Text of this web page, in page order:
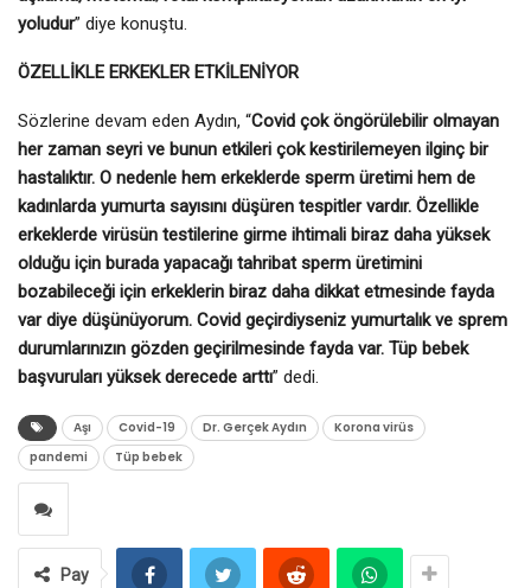
yoludur” diye konuştu.
ÖZELLİKLE ERKEKLER ETKİLENİYOR
Sözlerine devam eden Aydın, “Covid çok öngörülebilir olmayan
her zaman seyri ve bunun etkileri çok kestirilemeyen ilginç bir
hastalıktır. O nedenle hem erkeklerde sperm üretimi hem de
kadınlarda yumurta sayısını düşüren tespitler vardır. Özellikle
erkeklerde virüsün testilerine girme ihtimali biraz daha yüksek
olduğu için burada yapacağı tahribat sperm üretimini
bozabileceği için erkeklerin biraz daha dikkat etmesinde fayda
var diye düşünüyorum. Covid geçirdiyseniz yumurtalık ve sprem
durumlarınızın gözden geçirilmesinde fayda var. Tüp bebek
başvuruları yüksek derecede arttı” dedi.
Aşı Covid-19 Dr. Gerçek Aydın
Korona virüs
pandemi
Tüp bebek
Pay